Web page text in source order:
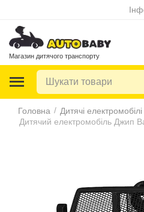
Магазин дитячого транспорту
Головна / Дитячі електромобілі
Дитячий електромобіль Джип